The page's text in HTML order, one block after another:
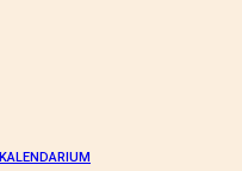
KALENDARIUM